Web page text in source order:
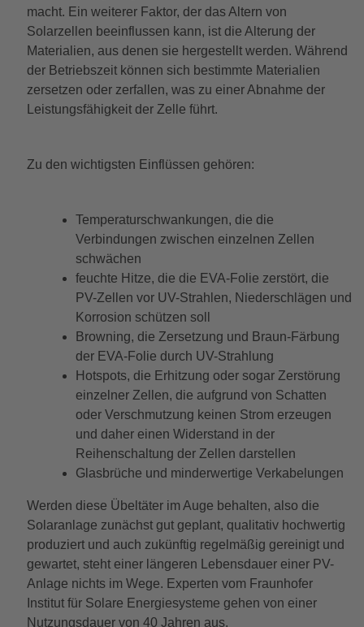
macht. Ein weiterer Faktor, der das Altern von
Solarzellen beeinflussen kann, ist die Alterung der
Materialien, aus denen sie hergestellt werden. Während
der Betriebszeit können sich bestimmte Materialien
zersetzen oder zerfallen, was zu einer Abnahme der
Leistungsfähigkeit der Zelle führt.
Zu den wichtigsten Einflüssen gehören:
Temperaturschwankungen, die die
Verbindungen zwischen einzelnen Zellen
schwächen
feuchte Hitze, die die EVA-Folie zerstört, die
PV-Zellen vor UV-Strahlen, Niederschlägen und
Korrosion schützen soll
Browning, die Zersetzung und Braun-Färbung
der EVA-Folie durch UV-Strahlung
Hotspots, die Erhitzung oder sogar Zerstörung
einzelner Zellen, die aufgrund von Schatten
oder Verschmutzung keinen Strom erzeugen
und daher einen Widerstand in der
Reihenschaltung der Zellen darstellen
Glasbrüche und minderwertige Verkabelungen
Werden diese Übeltäter im Auge behalten, also die
Solaranlage zunächst gut geplant, qualitativ hochwertig
produziert und auch zukünftig regelmäßig gereinigt und
gewartet, steht einer längeren Lebensdauer einer PV-
Anlage nichts im Wege. Experten vom Fraunhofer
Institut für Solare Energiesysteme gehen von einer
Nutzungsdauer von 40 Jahren aus.